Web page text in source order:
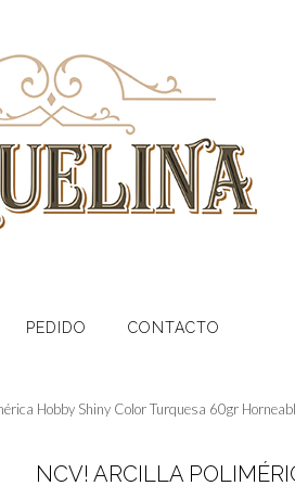
PEDIDO CONTACTO
Hobby Shiny Color Turquesa 60gr
NCV! ARCILLA